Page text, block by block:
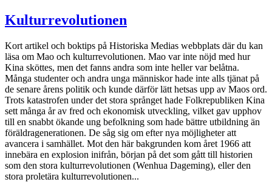
Kulturrevolutionen
Kort artikel och boktips på Historiska Medias webbplats där du kan
läsa om Mao och kulturrevolutionen. Mao var inte nöjd med hur
Kina sköttes, men det fanns andra som inte heller var belåtna.
Många studenter och andra unga människor hade inte alls tjänat på
de senare årens politik och kunde därför lätt hetsas upp av Maos ord.
Trots katastrofen under det stora språnget hade Folkrepubliken Kina
sett många år av fred och ekonomisk utveckling, vilket gav upphov
till en snabbt ökande ung befolkning som hade bättre utbildning än
föräldragenerationen. De såg sig om efter nya möjligheter att
avancera i samhället. Mot den här bakgrunden kom året 1966 att
innebära en explosion inifrån, början på det som gått till historien
som den stora kulturrevolutionen (Wenhua Dageming), eller den
stora proletära kulturrevolutionen...